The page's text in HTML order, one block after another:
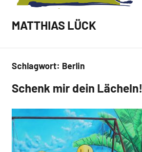
MATTHIAS LÜCK
Schlagwort: Berlin
Malerei /
Schenk mir dein Lächeln!